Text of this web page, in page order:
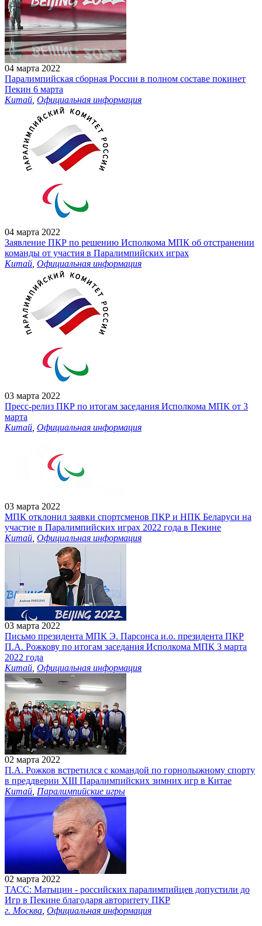
04 марта 2022
Паралимпийская сборная России в полном составе покинет
Пекин 6 марта
Китай Официальная информация
04 марта 2022
Заявление ПКР по решению Исполкома МПК об отстранении
команды от участия в Паралимпийских играх
Китай Официальная информация
03 марта 2022
Пресс-релиз ПКР по итогам заседания Исполкома МПК от 3
марта
Китай Официальная информация
03 марта 2022
МПК отклонил заявки спортсменов ПКР и НПК Беларуси на
участие в Паралимпийских играх 2022 года в Пекине
Китай Официальная информация
03 марта 2022
Письмо президента МПК Э. Парсонса и.о. президента ПКР
П.А. Рожкову по итогам заседания Исполкома МПК 3 марта
2022 года
Китай Официальная информация
02 марта 2022
П.А. Рожков встретился с командой по горнолыжному спорту
в преддверии XIII Паралимпийских зимних игр в Китае
Китай Паралимпийские игры
02 марта 2022
ТАСС: Матыцин - российских паралимпийцев допустили до
Игр в Пекине благодаря авторитету ПКР
г. Москва Официальная информация